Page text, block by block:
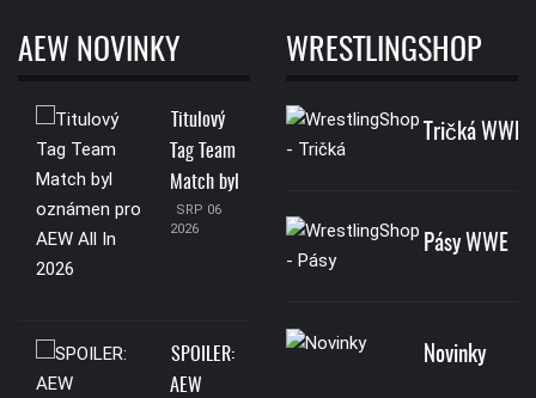
AEW NOVINKY
Titulový
Tag Team
Match byl
SRP 06
2026
SPOILER:
AEW
WRESTLINGSHOP
Tričká WWE
Pásy WWE
Novinky